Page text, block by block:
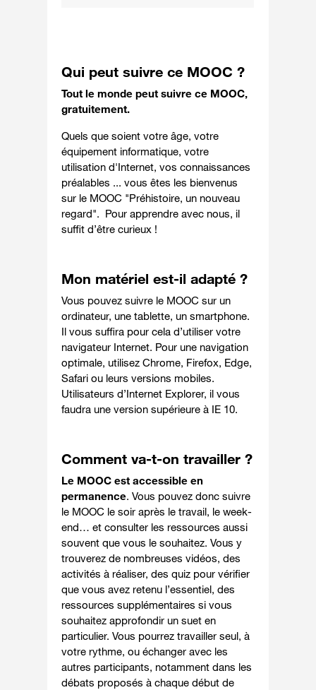
Qui peut suivre ce MOOC ?
Tout le monde peut suivre ce MOOC,
gratuitement.
Quels que soient votre âge, votre
équipement informatique, votre
utilisation d'Internet, vos connaissances
préalables ... vous êtes les bienvenus
sur le MOOC "Préhistoire, un nouveau
regard". Pour apprendre avec nous, il
suffit d’être curieux !
Mon matériel est-il adapté ?
Vous pouvez suivre le MOOC sur un
ordinateur, une tablette, un smartphone.
Il vous suffira pour cela d’utiliser votre
navigateur Internet. Pour une navigation
optimale, utilisez Chrome, Firefox, Edge,
Safari ou leurs versions mobiles.
Utilisateurs d’Internet Explorer, il vous
faudra une version supérieure à IE 10.
Comment va-t-on travailler ?
Le MOOC est accessible en
permanence. Vous pouvez donc suivre
le MOOC le soir après le travail, le week-
end… et consulter les ressources aussi
souvent que vous le souhaitez. Vous y
trouverez de nombreuses vidéos, des
activités à réaliser, des quiz pour vérifier
que vous avez retenu l’essentiel, des
ressources supplémentaires si vous
souhaitez approfondir un suet en
particulier. Vous pourrez travailler seul, à
votre rythme, ou échanger avec les
autres participants, notamment dans les
débats proposés à chaque début de